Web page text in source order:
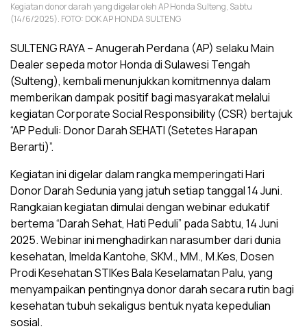
Kegiatan donor darah yang digelar oleh AP Honda Sulteng, Sabtu
(14/6/2025). FOTO: DOK AP HONDA SULTENG
SULTENG RAYA – Anugerah Perdana (AP) selaku Main
Dealer sepeda motor Honda di Sulawesi Tengah
(Sulteng), kembali menunjukkan komitmennya dalam
memberikan dampak positif bagi masyarakat melalui
kegiatan Corporate Social Responsibility (CSR) bertajuk
“AP Peduli: Donor Darah SEHATI (Setetes Harapan
Berarti)”.
Kegiatan ini digelar dalam rangka memperingati Hari
Donor Darah Sedunia yang jatuh setiap tanggal 14 Juni.
Rangkaian kegiatan dimulai dengan webinar edukatif
bertema “Darah Sehat, Hati Peduli” pada Sabtu, 14 Juni
2025. Webinar ini menghadirkan narasumber dari dunia
kesehatan, Imelda Kantohe, SKM., MM., M.Kes, Dosen
Prodi Kesehatan STIKes Bala Keselamatan Palu, yang
menyampaikan pentingnya donor darah secara rutin bagi
kesehatan tubuh sekaligus bentuk nyata kepedulian
sosial.